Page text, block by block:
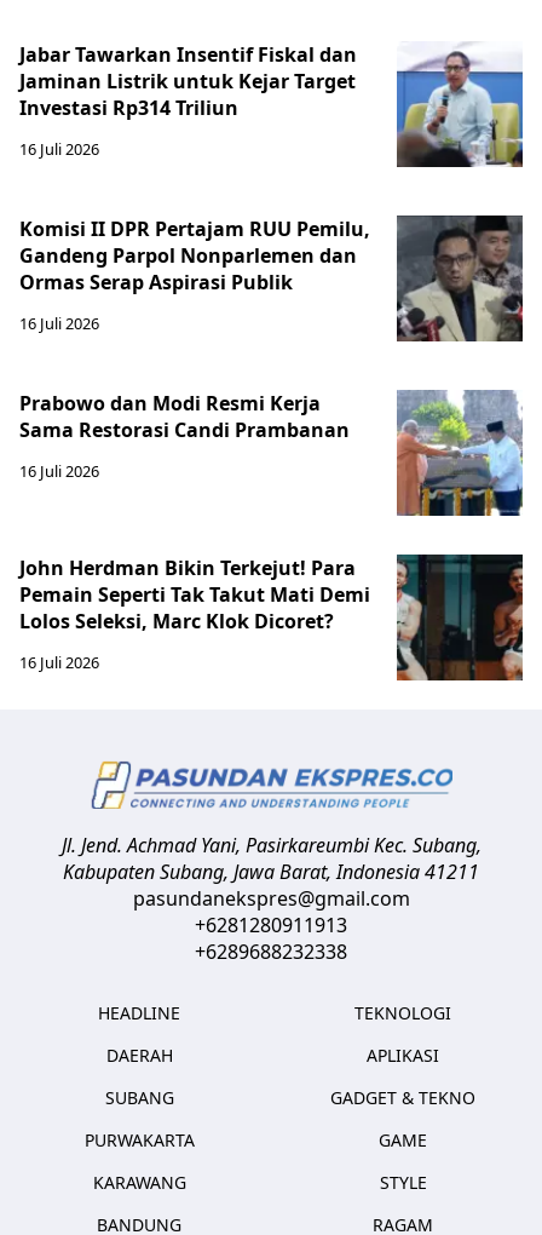
Jabar Tawarkan Insentif Fiskal dan
Jaminan Listrik untuk Kejar Target
Investasi Rp314 Triliun
16 Juli 2026
Komisi II DPR Pertajam RUU Pemilu,
Gandeng Parpol Nonparlemen dan
Ormas Serap Aspirasi Publik
16 Juli 2026
Prabowo dan Modi Resmi Kerja
Sama Restorasi Candi Prambanan
16 Juli 2026
John Herdman Bikin Terkejut! Para
Pemain Seperti Tak Takut Mati Demi
Lolos Seleksi, Marc Klok Dicoret?
16 Juli 2026
Jl. Jend. Achmad Yani, Pasirkareumbi Kec. Subang,
Kabupaten Subang, Jawa Barat,Indonesia41211
pasundanekspres@gmail.com
+6281280911913
+6289688232338
HEADLINE
DAERAH
SUBANG
PURWAKARTA
KARAWANG
BANDUNG
TEKNOLOGI
APLIKASI
GADGET & TEKNO
GAME
STYLE
RAGAM